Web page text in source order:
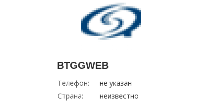
BTGGWEB
Телефон:
не указан
Страна:
неизвестно